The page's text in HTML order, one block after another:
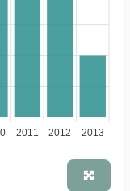
2011 2012 2013